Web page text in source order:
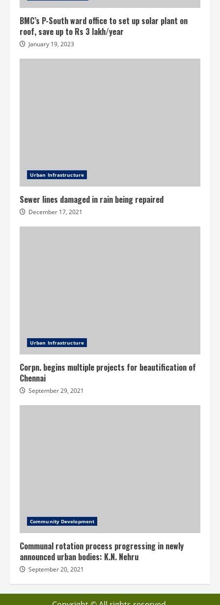
BMC’s P-South ward office to set up solar plant on
roof, save up to Rs 3 lakh/year
January 19, 2023
Urban Infrastructure
Sewer lines damaged in rain being repaired
December 17, 2021
Urban Infrastructure
Corpn. begins multiple projects for beautification of
Chennai
September 29, 2021
Community Development
Communal rotation process progressing in newly
announced urban bodies: K.N. Nehru
September 20, 2021